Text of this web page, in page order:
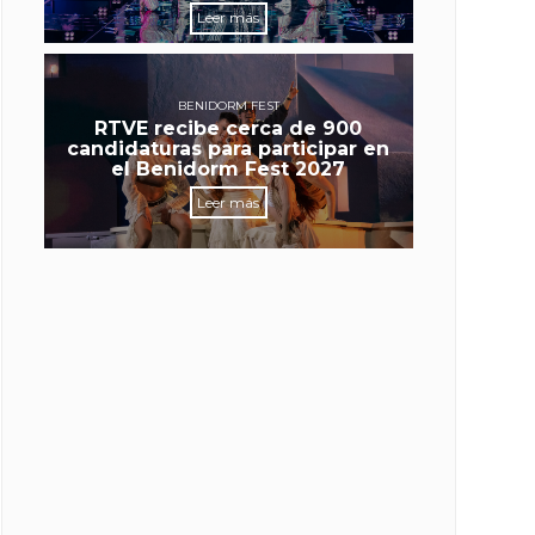
Leer más
BENIDORM FEST
RTVE recibe cerca de 900
candidaturas para participar en
el Benidorm Fest 2027
Leer más